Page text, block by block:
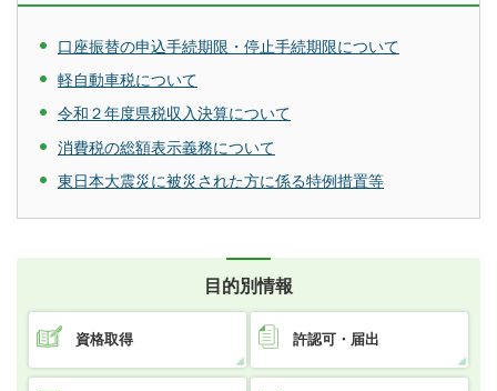
口座振替の申込手続期限・停止手続期限について
軽自動車税について
令和２年度県税収入決算について
消費税の総額表示義務について
東日本大震災に被災された方に係る特例措置等
目的別情報
資格取得 許認可・届出